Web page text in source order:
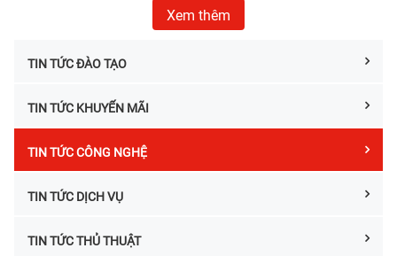
Xem thêm
TIN TỨC ĐÀO TẠO
TIN TỨC KHUYẾN MÃI
TIN TỨC CÔNG NGHỆ
TIN TỨC DỊCH VỤ
TIN TỨC THỦ THUẬT